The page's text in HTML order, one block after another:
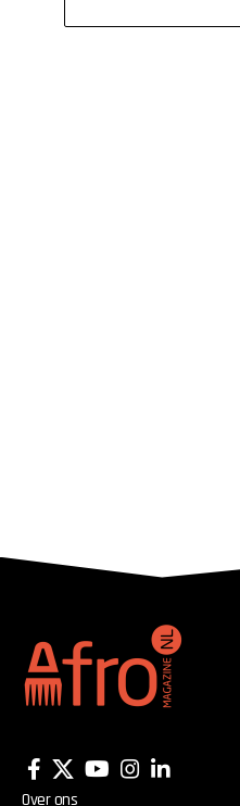
Over ons